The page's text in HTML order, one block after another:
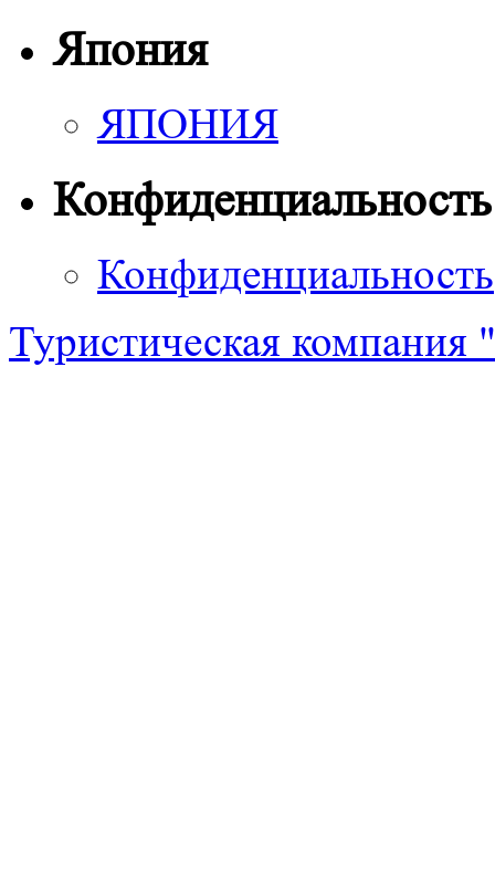
Япония
ЯПОНИЯ
Конфиденциальность
Конфиденциальность
Туристическая